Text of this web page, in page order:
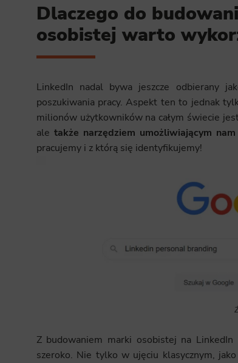
Dlaczego do
osobistej warto
LinkedIn nadal bywa jeszcze odbierany
poszukiwania pracy. Aspekt ten to jednak
milionów użytkowników na całym świecie
ale także narzędziem umożliwiającym
pracujemy i z którą się identyfikujemy!
Z budowaniem marki osobistej na
szeroko. Nie tylko w ujęciu klasycznym,